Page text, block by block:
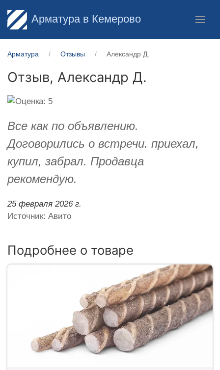
Арматура в Кемерово
Арматура Отзывы Александр Д.
Отзыв, Александр Д.
Все как по объявлению.
Договорились о встречи. приехал,
купил, забрал. Продавца
рекомендую.
25 февраля 2026 г.
Источник: Авито
Подробнее о товаре